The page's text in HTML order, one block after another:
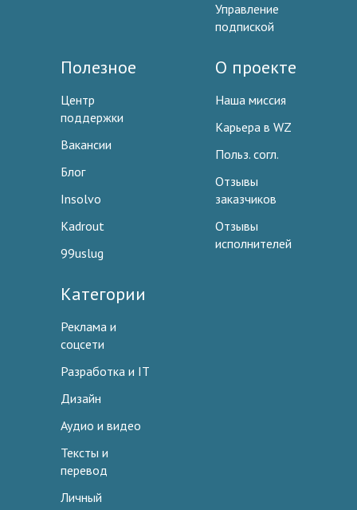
Управление
подпиской
Полезное
Центр
поддержки
Вакансии
Блог
Insolvo
Kadrout
99uslug
О проекте
Наша миссия
Карьера в WZ
Польз. согл.
Отзывы
заказчиков
Отзывы
исполнителей
Категории
Реклама и
соцсети
Разработка и IT
Дизайн
Аудио и видео
Тексты и
перевод
Личный